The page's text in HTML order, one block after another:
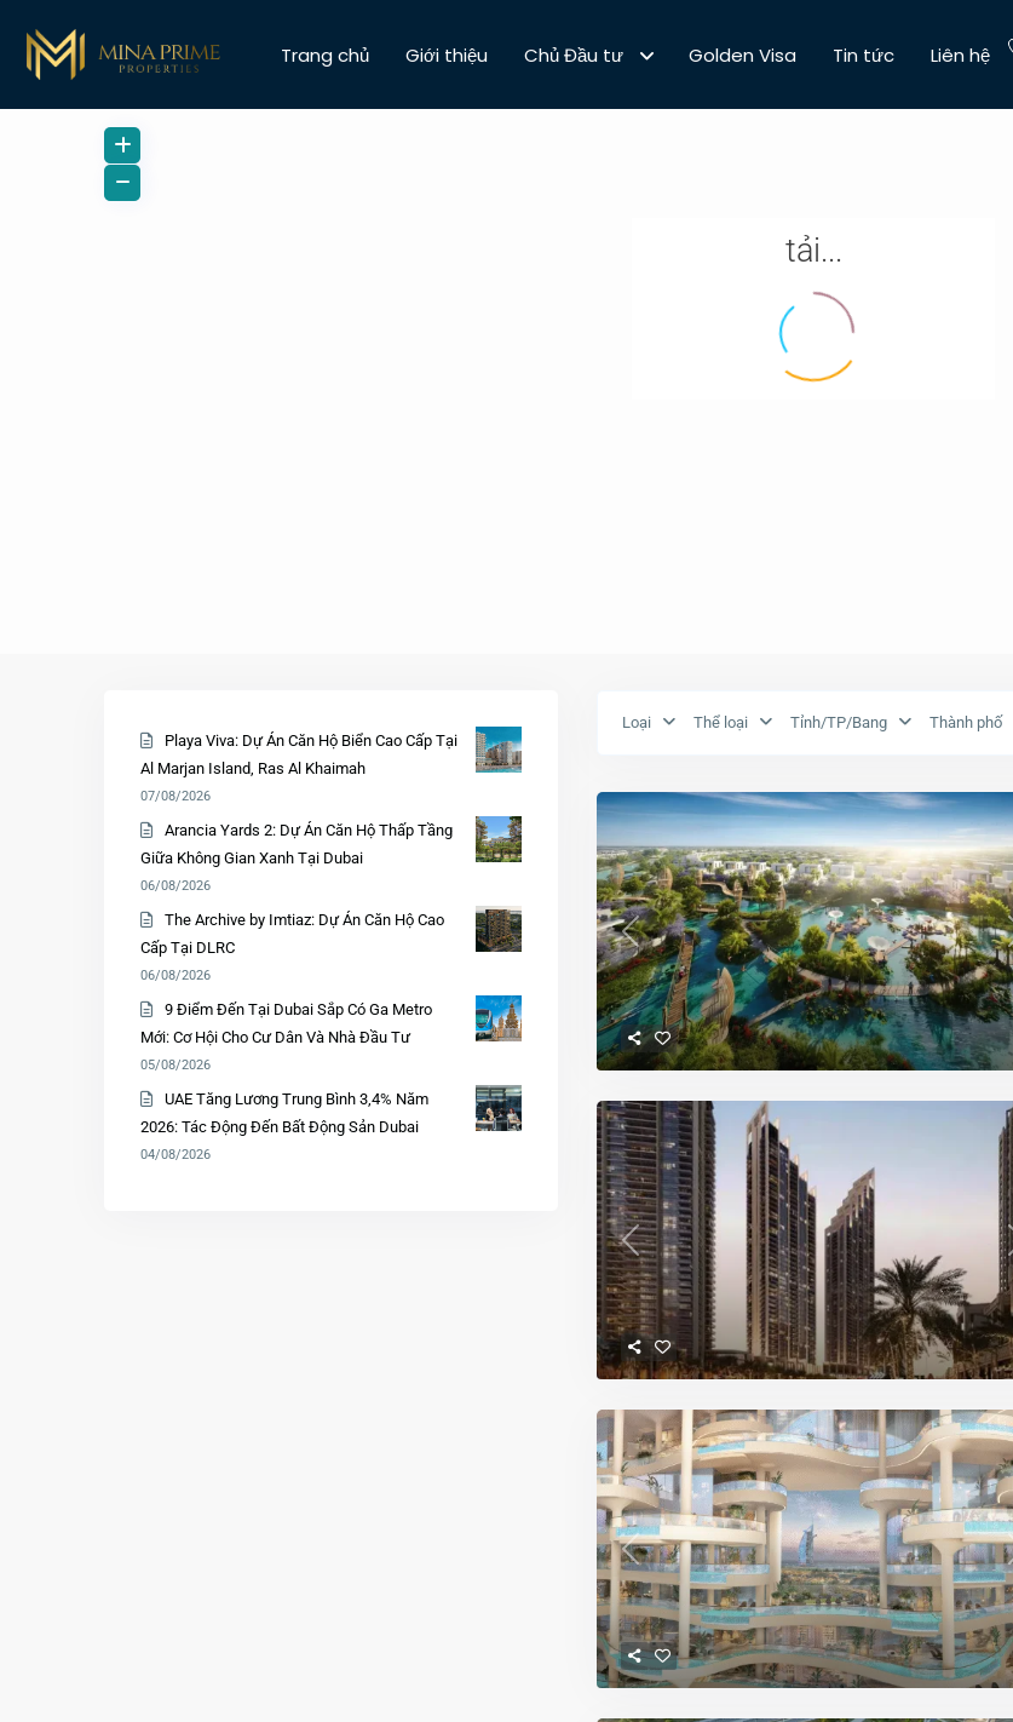
Trang chủ Giới thiệu Chủ Đầu tư Golden Visa Tin tức Liên hệ
tải...
Loại Thể loại Tỉnh/TP/Bang Thành phố
Previous
Previous
Previous
Playa Viva: Dự Án Căn Hộ Biển Cao Cấp Tại
Al Marjan Island, Ras Al Khaimah
07/08/2026
Arancia Yards 2: Dự Án Căn Hộ Thấp Tầng
Giữa Không Gian Xanh Tại Dubai
06/08/2026
The Archive by Imtiaz: Dự Án Căn Hộ Cao
Cấp Tại DLRC
06/08/2026
9 Điểm Đến Tại Dubai Sắp Có Ga Metro
Mới: Cơ Hội Cho Cư Dân Và Nhà Đầu Tư
05/08/2026
UAE Tăng Lương Trung Bình 3,4% Năm
2026: Tác Động Đến Bất Động Sản Dubai
04/08/2026